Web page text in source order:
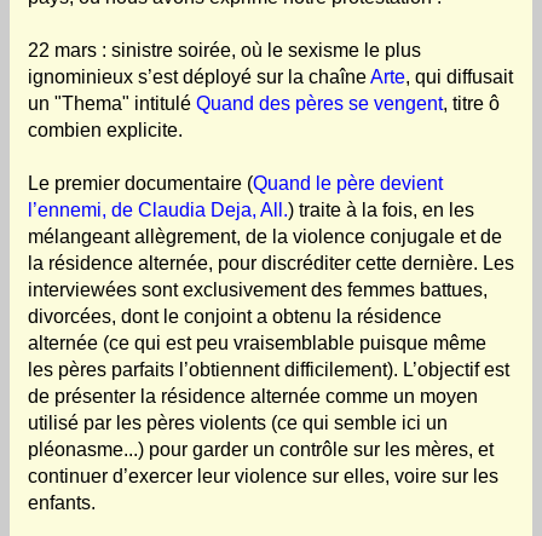
22 mars : sinistre soirée, où le sexisme le plus
ignominieux s’est déployé sur la chaîneArte, qui diffusait
un "Thema" intitulé Quand des pères se vengent, titre ô
combien explicite.
Le premier documentaire (Quand le père devient
l’ennemi, de Claudia Deja, All.) traite à la fois, en les
mélangeant allègrement, de la violence conjugale et de
la résidence alternée, pour discréditer cette dernière. Les
interviewées sont exclusivement des femmes battues,
divorcées, dont le conjoint a obtenu la résidence
alternée (ce qui est peu vraisemblable puisque même
les pères parfaits l’obtiennent difficilement). L’objectif est
de présenter la résidence alternée comme un moyen
utilisé par les pères violents (ce qui semble ici un
pléonasme...) pour garder un contrôle sur les mères, et
continuer d’exercer leur violence sur elles, voire sur les
enfants.